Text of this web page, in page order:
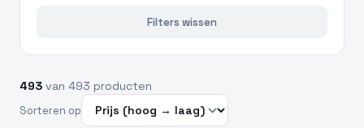
Filters wissen
493 van 493 producten
Sorteren op